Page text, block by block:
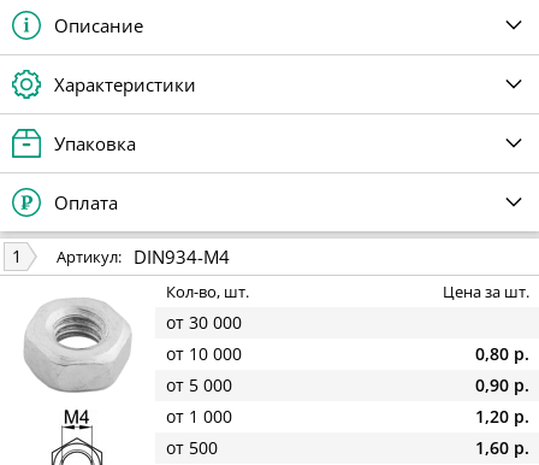
Описание
Характеристики
Упаковка
Оплата
1 Артикул: DIN934-M4
Кол-во, шт. Цена за шт.
от 30 000
от 10 000
0,80 р.
от 5 000
0,90 р.
от 1 000
1,20 р.
от 500
1,60 р.